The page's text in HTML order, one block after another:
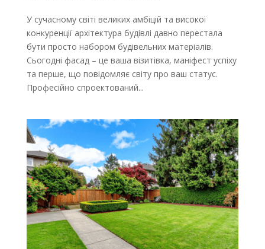
У сучасному світі великих амбіцій та високої
конкуренції архітектура будівлі давно перестала
бути просто набором будівельних матеріалів.
Сьогодні фасад – це ваша візитівка, маніфест успіху
та перше, що повідомляє світу про ваш статус.
Професійно спроектований...